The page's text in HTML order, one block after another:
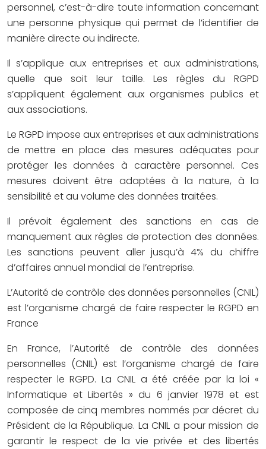
personnel, c’est-à-dire toute information concernant
une personne physique qui permet de l’identifier de
manière directe ou indirecte.
Il s’applique aux entreprises et aux administrations,
quelle que soit leur taille. Les règles du RGPD
s’appliquent également aux organismes publics et
aux associations.
Le RGPD impose aux entreprises et aux administrations
de mettre en place des mesures adéquates pour
protéger les données à caractère personnel. Ces
mesures doivent être adaptées à la nature, à la
sensibilité et au volume des données traitées.
Il prévoit également des sanctions en cas de
manquement aux règles de protection des données.
Les sanctions peuvent aller jusqu’à 4% du chiffre
d’affaires annuel mondial de l’entreprise.
L’Autorité de contrôle des données personnelles (CNIL)
est l’organisme chargé de faire respecter le RGPD en
France
En France, l’Autorité de contrôle des données
personnelles (CNIL) est l’organisme chargé de faire
respecter le RGPD. La CNIL a été créée par la loi «
Informatique et Libertés » du 6 janvier 1978 et est
composée de cinq membres nommés par décret du
Président de la République. La CNIL a pour mission de
garantir le respect de la vie privée et des libertés